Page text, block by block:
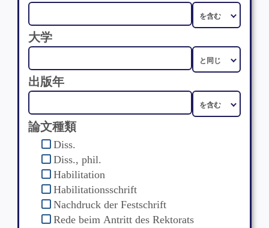
大学
出版年
論文種類
Diss.
Diss., phil.
Habilitation
Habilitationsschrift
Nachdruck der Festschrift
Rede beim Antritt des Rektorats